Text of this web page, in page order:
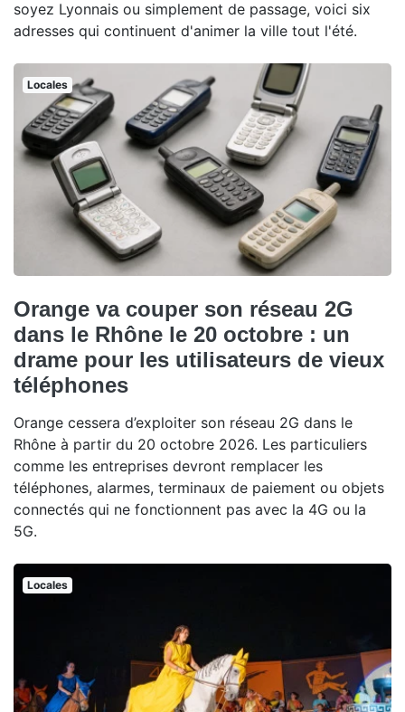
soyez Lyonnais ou simplement de passage, voici six
adresses qui continuent d'animer la ville tout l'été.
Locales
Orange va couper son réseau 2G
dans le Rhône le 20 octobre : un
drame pour les utilisateurs de vieux
téléphones
Orange cessera d’exploiter son réseau 2G dans le
Rhône à partir du 20 octobre 2026. Les particuliers
comme les entreprises devront remplacer les
téléphones, alarmes, terminaux de paiement ou objets
connectés qui ne fonctionnent pas avec la 4G ou la
5G.
Locales